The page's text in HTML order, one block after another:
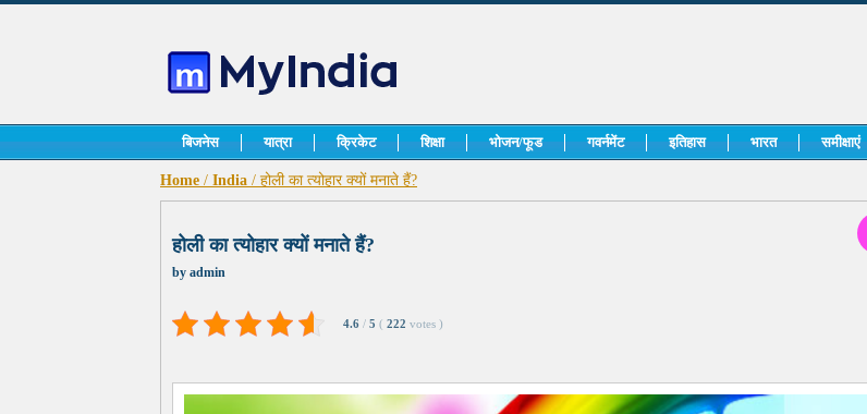
बिजनेस यात्रा क्रिकेट शिक्षा भोजन/फूड गवर्नमेंट इतिहास भारत समीक्षाएं
Home / India / होली का त्योहार क्यों मनाते हैं?
होली का त्योहार क्यों मनाते हैं?
by admin
4.6 / 5 ( 222 votes )